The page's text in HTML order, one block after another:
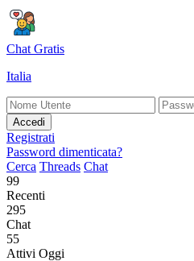
Chat Gratis
Italia
Accedi
Registrati
Password dimenticata?
Cerca Threads Chat
99
Recenti
295
Chat
55
Attivi Oggi